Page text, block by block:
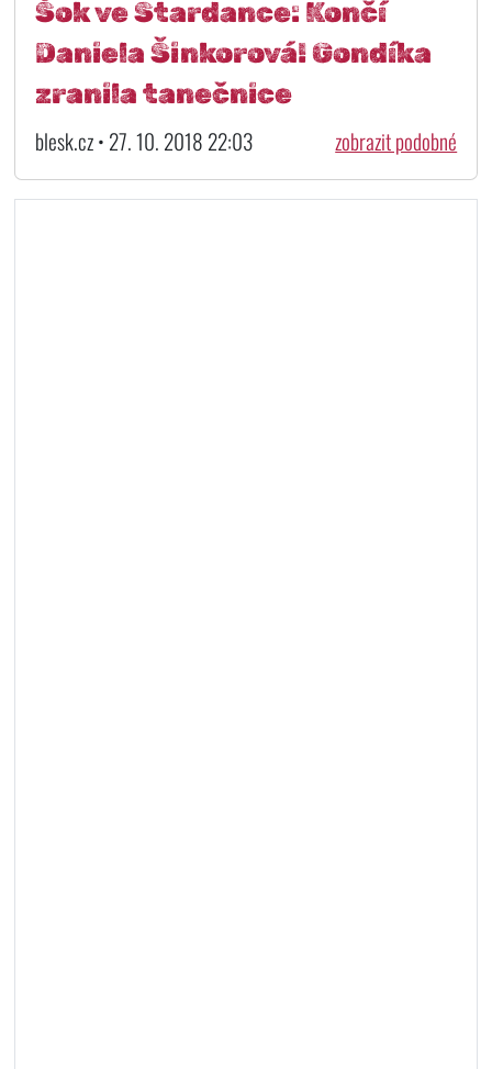
Šok ve Stardance: Končí
Daniela Šinkorová! Gondíka
zranila tanečnice
blesk.cz • 27. 10. 2018 22:03 zobrazit podobné